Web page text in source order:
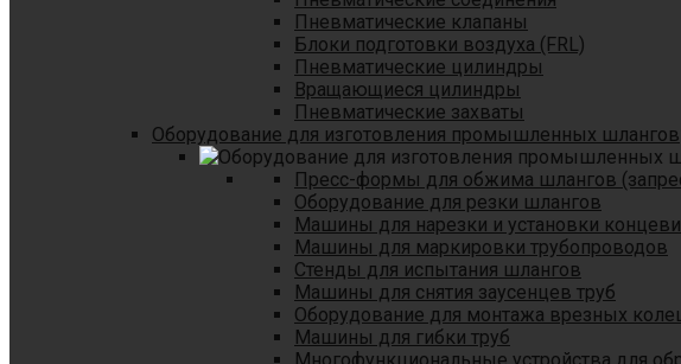
Пневматические клапаны
Блоки подготовки воздуха (FRL)
Пневматические цилиндры
Вращающиеся цилиндры
Пневматические захваты
Оборудование для изготовления промышленных шлангов
Пресс-формы для обжима шлангов
Оборудование для резки шлангов
Машины для нарезки и установки
Машины для маркировки трубопроводов
Стенды для испытания шлангов
Машины для снятия заусенцев труб
Оборудование для монтажа врезных
Машины для гибки труб